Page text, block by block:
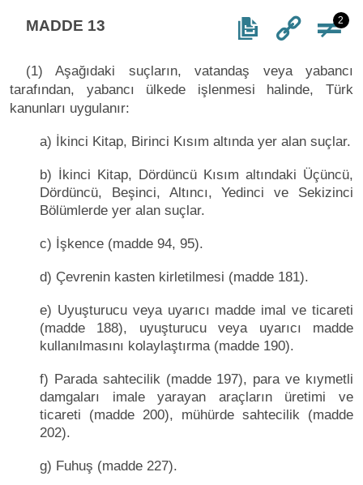
MADDE 13 2
(1) Aşağıdaki suçların, vatandaş veya yabancı
tarafından, yabancı ülkede işlenmesi halinde, Türk
kanunları uygulanır:
a) İkinci Kitap, Birinci Kısım altında yer alan suçlar.
b) İkinci Kitap, Dördüncü Kısım altındaki Üçüncü,
Dördüncü, Beşinci, Altıncı, Yedinci ve Sekizinci
Bölümlerde yer alan suçlar.
c) İşkence (madde 94, 95).
d) Çevrenin kasten kirletilmesi (madde 181).
e) Uyuşturucu veya uyarıcı madde imal ve ticareti
(madde 188), uyuşturucu veya uyarıcı madde
kullanılmasını kolaylaştırma (madde 190).
f) Parada sahtecilik (madde 197), para ve kıymetli
damgaları imale yarayan araçların üretimi ve
ticareti (madde 200), mühürde sahtecilik (madde
202).
g) Fuhuş (madde 227).